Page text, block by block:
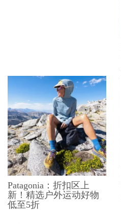
Patagonia：折扣区上
新！精选户外运动好物
低至5折